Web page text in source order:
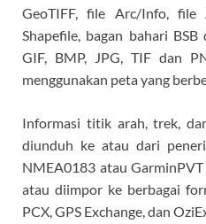
GeoTIFF, file Arc/Info, file
Shapefile, bagan bahari
GIF, BMP, JPG, TIF dan
menggunakan peta yang
Informasi titik arah, trek,
diunduh ke atau dari
NMEA0183 atau
atau diimpor ke berbagai
PCX, GPS Exchange, dan